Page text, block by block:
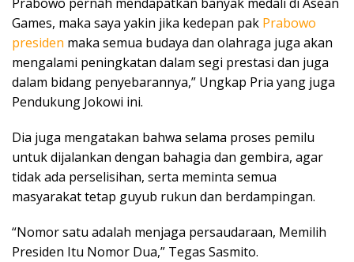
Prabowo pernah mendapatkan banyak medali di Asean
Games, maka saya yakin jika kedepan pak Prabowo
presiden maka semua budaya dan olahraga juga akan
mengalami peningkatan dalam segi prestasi dan juga
dalam bidang penyebarannya,” Ungkap Pria yang juga
Pendukung Jokowi ini.
Dia juga mengatakan bahwa selama proses pemilu
untuk dijalankan dengan bahagia dan gembira, agar
tidak ada perselisihan, serta meminta semua
masyarakat tetap guyub rukun dan berdampingan.
“Nomor satu adalah menjaga persaudaraan, Memilih
Presiden Itu Nomor Dua,” Tegas Sasmito.